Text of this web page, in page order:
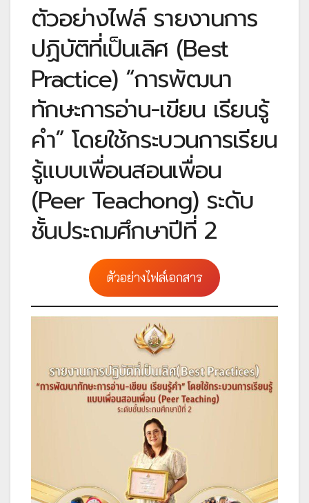
ตัวอย่างไฟล์ รายงานการ
ปฏิบัติที่เป็นเลิศ (Best
Practice) “การพัฒนา
ทักษะการอ่าน-เขียน เรียนรู้
คำ” โดยใช้กระบวนการเรียน
รู้แบบเพื่อนสอนเพื่อน
(Peer Teachong) ระดับ
ชั้นประถมศึกษาปีที่ 2
ตัวอย่างไฟล์เอกสาร